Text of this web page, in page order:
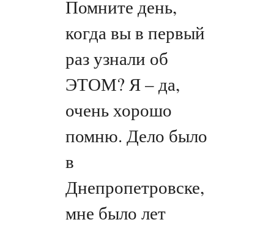
Помните день,
когда вы в первый
раз узнали об
ЭТОМ? Я – да,
очень хорошо
помню. Дело было
в
Днепропетровске,
мне было лет